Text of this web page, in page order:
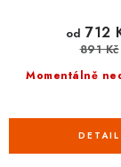
Momentálně
od 712
891 Kč